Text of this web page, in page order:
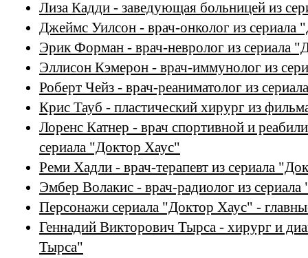
Лиза Кадди - заведующая больницей из
Джеймс Уилсон - врач-онколог из сериала
Эрик Форман - врач-невролог из сериала
Эллисон Кэмерон - врач-иммунолог из
Роберт Чейз - врач-реаниматолог из
Крис Тауб - пластический хирург из
Лоренс Катнер - врач спортивной и
сериала "Доктор Хаус"
Реми Хадли - врач-терапевт из сериала
Эмбер Волакис - врач-радиолог из
Персонажи сериала "Доктор Хаус" -
Геннадий Викторович Тырса - хирург и
Тырса"